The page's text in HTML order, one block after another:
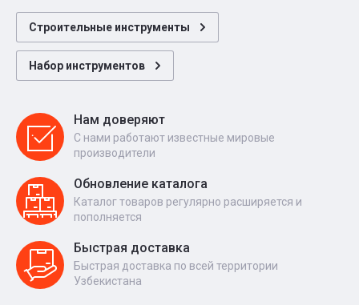
Строительные инструменты
Набор инструментов
Нам доверяют
С нами работают известные мировые
производители
Обновление каталога
Каталог товаров регулярно расширяется и
пополняется
Быстрая доставка
Быстрая доставка по всей территории
Узбекистана